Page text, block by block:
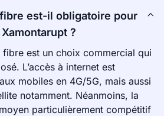
est-il obligatoire pour
?
fibre est un choix commercial qui
L’accès à internet est
mobiles en 4G/5G, mais aussi
notamment. Néanmoins, la
particulièrement compétitif